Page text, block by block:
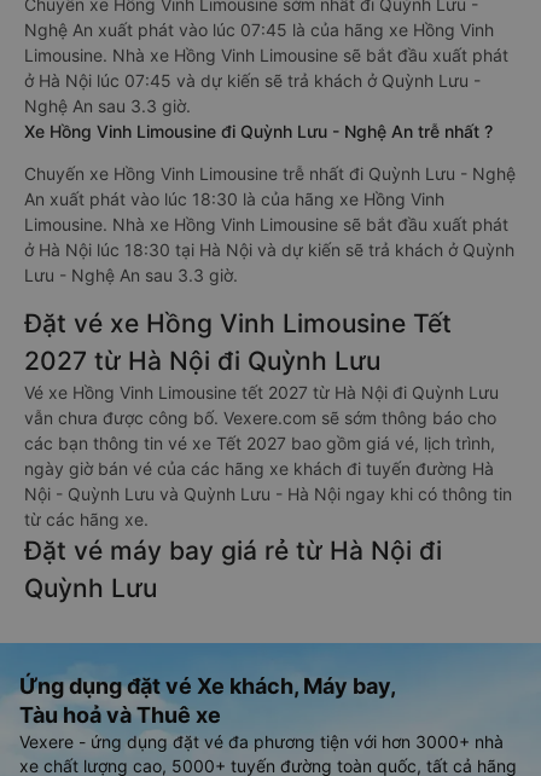
Chuyến xe Hồng Vinh Limousine sớm nhất đi Quỳnh Lưu -
Nghệ An xuất phát vào lúc 07:45 là của hãng xe Hồng Vinh
Limousine. Nhà xe Hồng Vinh Limousine sẽ bắt đầu xuất phát
ở Hà Nội lúc 07:45 và dự kiến sẽ trả khách ở Quỳnh Lưu -
Nghệ An sau 3.3 giờ.
Xe Hồng Vinh Limousine đi Quỳnh Lưu - Nghệ An trễ nhất ?
Chuyến xe Hồng Vinh Limousine trễ nhất đi Quỳnh Lưu - Nghệ
An xuất phát vào lúc 18:30 là của hãng xe Hồng Vinh
Limousine. Nhà xe Hồng Vinh Limousine sẽ bắt đầu xuất phát
ở Hà Nội lúc 18:30 tại Hà Nội và dự kiến sẽ trả khách ở Quỳnh
Lưu - Nghệ An sau 3.3 giờ.
Đặt vé xe Hồng Vinh Limousine Tết
2027 từ Hà Nội đi Quỳnh Lưu
Vé xe Hồng Vinh Limousine tết 2027 từ Hà Nội đi Quỳnh Lưu
vẫn chưa được công bố. Vexere.com sẽ sớm thông báo cho
các bạn thông tin vé xe Tết 2027 bao gồm giá vé, lịch trình,
ngày giờ bán vé của các hãng xe khách đi tuyến đường Hà
Nội - Quỳnh Lưu và Quỳnh Lưu - Hà Nội ngay khi có thông tin
từ các hãng xe.
Đặt vé máy bay giá rẻ từ Hà Nội đi
Quỳnh Lưu
Ứng dụng đặt vé Xe khách, Máy bay,
Tàu hoả và Thuê xe
Vexere - ứng dụng đặt vé đa phương tiện với hơn 3000+ nhà
xe chất lượng cao, 5000+ tuyến đường toàn quốc, tất cả hãng